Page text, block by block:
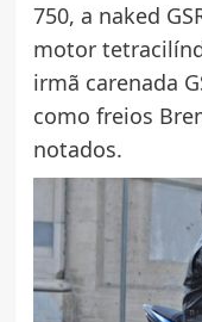
750, a naked
motor
irmã carenada
como freios
notados.